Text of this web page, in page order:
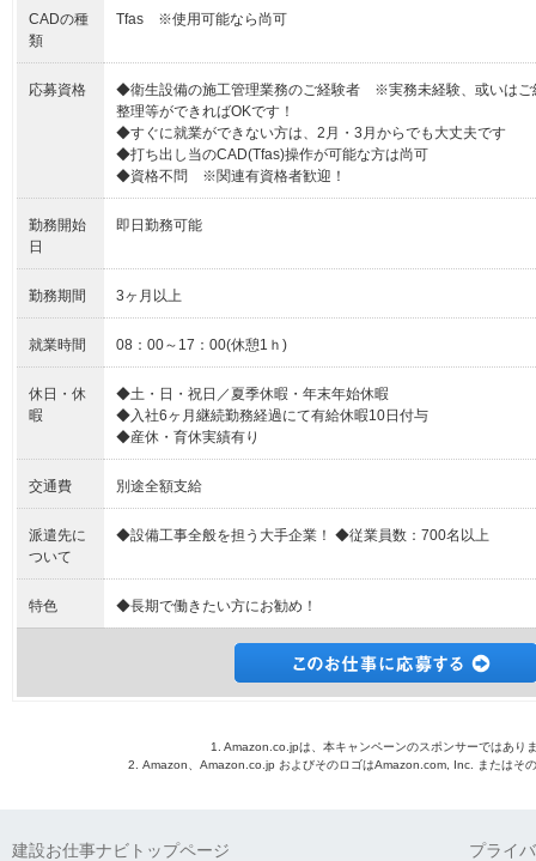
CADの種
類
Tfas ※使用可能なら尚可
応募資格
◆衛生設備の施工管理業務のご経験者 ※実務未経験、或いはご
整理等ができればOKです！
◆すぐに就業ができない方は、2月・3月からでも大丈夫です
◆打ち出し当のCAD(Tfas)操作が可能な方は尚可
◆資格不問 ※関連有資格者歓迎！
勤務開始
日
即日勤務可能
勤務期間 3ヶ月以上
就業時間 08：00～17：00(休憩1ｈ)
休日・休
暇
◆土・日・祝日／夏季休暇・年末年始休暇
◆入社6ヶ月継続勤務経過にて有給休暇10日付与
◆産休・育休実績有り
交通費 別途全額支給
派遣先に
ついて
◆設備工事全般を担う大手企業！ ◆従業員数：700名以上
特色 ◆長期で働きたい方にお勧め！
1. Amazon.co.jpは、本キャンペーンのスポンサーではあり
2. Amazon、Amazon.co.jp およびそのロゴはAmazon.com, Inc. またはそ
建設お仕事ナビトップページ プライ